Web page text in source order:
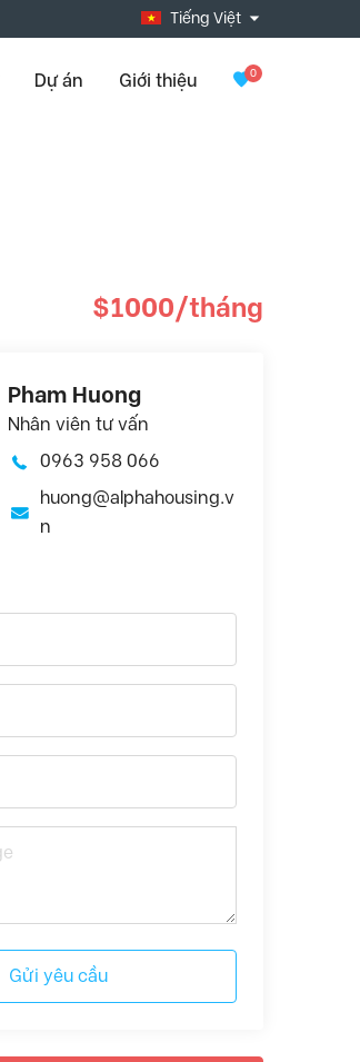
Tiếng Việt
Dự án Giới thiệu 0
$1000/tháng
Pham Huong
Nhân viên tư vấn
0963 958 066
huong@alphahousing.v
n
Gửi yêu cầu